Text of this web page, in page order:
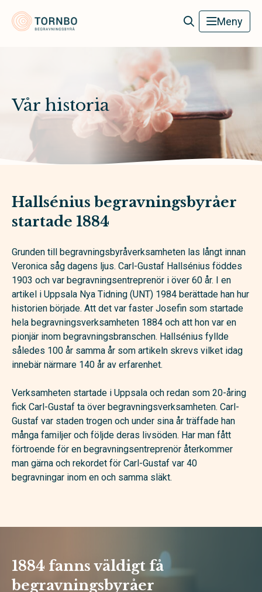
Tornbo Begravningsbyrå Meny
Vår historia
Hallsénius begravningsbyråer
startade 1884
Grunden till begravningsbyråverksamheten las långt innan
Veronica såg dagens ljus. Carl-Gustaf Hallsénius föddes
1903 och var begravningsentreprenör i över 60 år. I en
artikel i Uppsala Nya Tidning (UNT) 1984 berättade han hur
historien började. Att det var faster Josefin som startade
hela begravningsverksamheten 1884 och att hon var en
pionjär inom begravningsbranschen. Hallsénius fyllde
således 100 år samma år som artikeln skrevs vilket idag
innebär närmare 140 år av erfarenhet.
Verksamheten startade i Uppsala och redan som 20-åring
fick Carl-Gustaf ta över begravningsverksamheten. Carl-
Gustaf var staden trogen och under sina år träffade han
många familjer och följde deras livsöden. Har man fått
förtroende för en begravningsentreprenör återkommer
man gärna och rekordet för Carl-Gustaf var 40
begravningar inom en och samma släkt.
1884 fanns väldigt få
begravningsbyråer